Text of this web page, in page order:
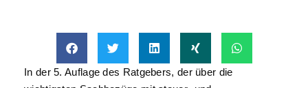
In der 5. Auflage des Ratgebers, der über die